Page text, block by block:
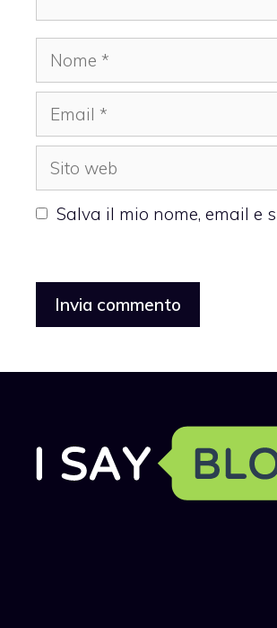
Nome
Email
Sito
web
Salva il mio nome, email e